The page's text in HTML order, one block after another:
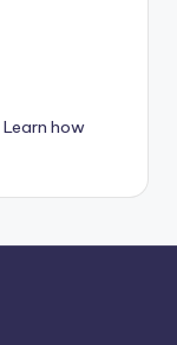
Learn how